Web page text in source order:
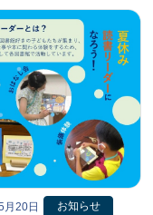
月20日
お知らせ